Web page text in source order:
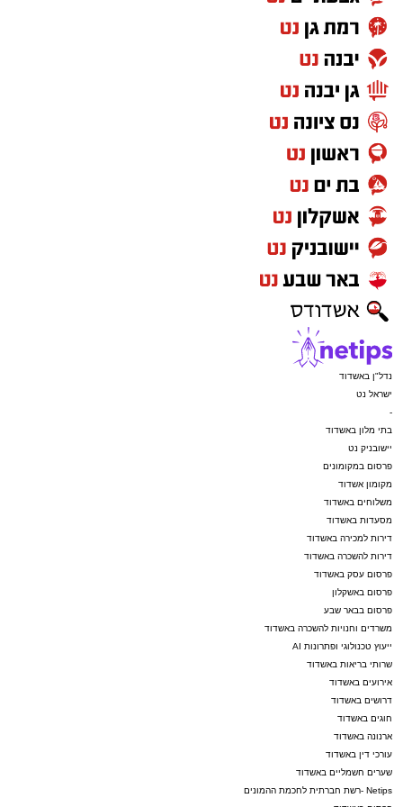
אחיו של המנוח, הרה"ג ר' שמעון יוחאי יפרח
שליט"א, ממזכי הרבים שבעירנו, ישב שבעה בבית
המשפחה באלעד, ברחוב רבי חייא 16.
מעוניינים להגיב? לדווח ? צרו איתנו קשר במייל -
ASHDODS@ISNET.CO.IL
נדל"ן באשדוד
ישראל נט
-
בתי מלון באשדוד
יישובניק נט
פרסום במקומונים
מקומון אשדוד
משלוחים באשדוד
מסעדות באשדוד
דירות למכירה באשדוד
דירות להשכרה באשדוד
פרסום עסק באשדוד
פרסום באשקלון
פרסום בבאר שבע
משרדים וחנויות להשכרה באשדוד
ייעוץ טכנולוגי ופתרונות AI
שרותי בריאות באשדוד
אירועים באשדוד
דרושים באשדוד
חוגים באשדוד
ארנונה באשדוד
עורכי דין באשדוד
שערים חשמליים באשדוד
Netips -רשת חברתית לחכמת ההמונים